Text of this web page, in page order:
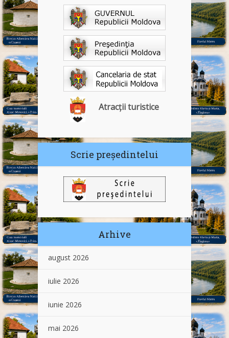
Atracții turistice
Scrie președintelui
Arhive
august 2026
iulie 2026
iunie 2026
mai 2026